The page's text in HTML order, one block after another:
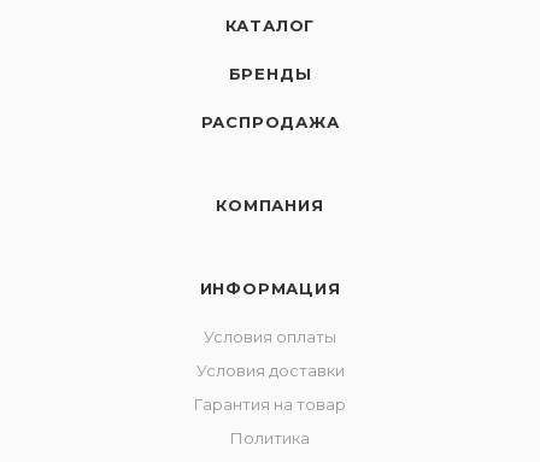
КАТАЛОГ
БРЕНДЫ
РАСПРОДАЖА
КОМПАНИЯ
ИНФОРМАЦИЯ
Условия оплаты
Условия доставки
Гарантия на товар
Политика